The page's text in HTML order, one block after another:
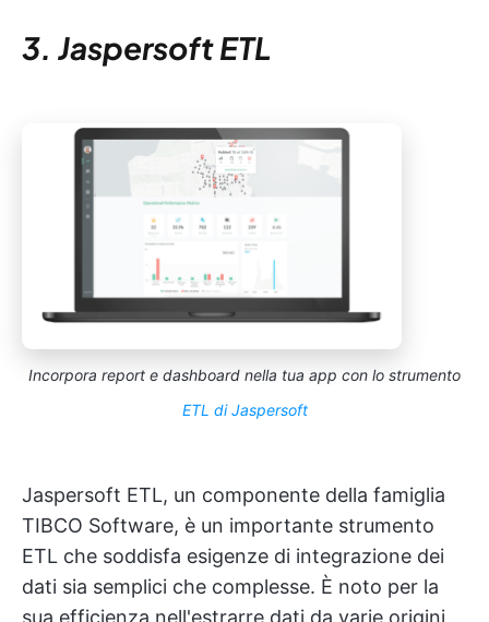
3. Jaspersoft ETL
Incorpora report e dashboard nella tua app con lo strumento
ETL di Jaspersoft
Jaspersoft ETL, un componente della famiglia
TIBCO Software, è un importante strumento
ETL che soddisfa esigenze di integrazione dei
dati sia semplici che complesse. È noto per la
sua efficienza nell'estrarre dati da varie origini